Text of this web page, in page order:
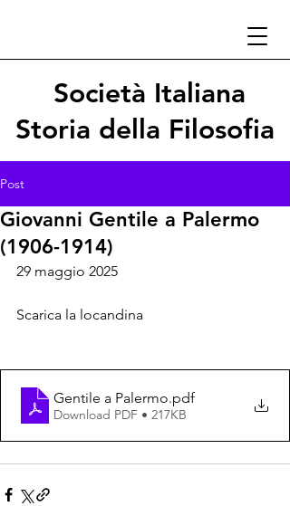
Società Italiana
Storia della Filosofia
Post
Giovanni Gentile a Palermo
(1906-1914)
29 maggio 2025
Scarica la locandina
Gentile a Palermo.pdf
Download PDF • 217KB